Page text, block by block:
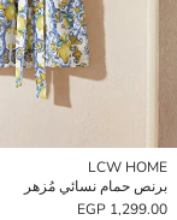
LCW HOME
برنص حمام نسائي مُزهر
1,299.00 EGP